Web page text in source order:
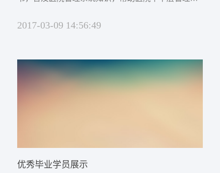
院职业化管理的形成。学习对象：科主任、护士长
团队为主的知名培训师、咨询师、医院管理实战专
家、医院院长。学习内容：系统的学习医院管理知
2017-03-09 14:56:49
优秀毕业学员展示